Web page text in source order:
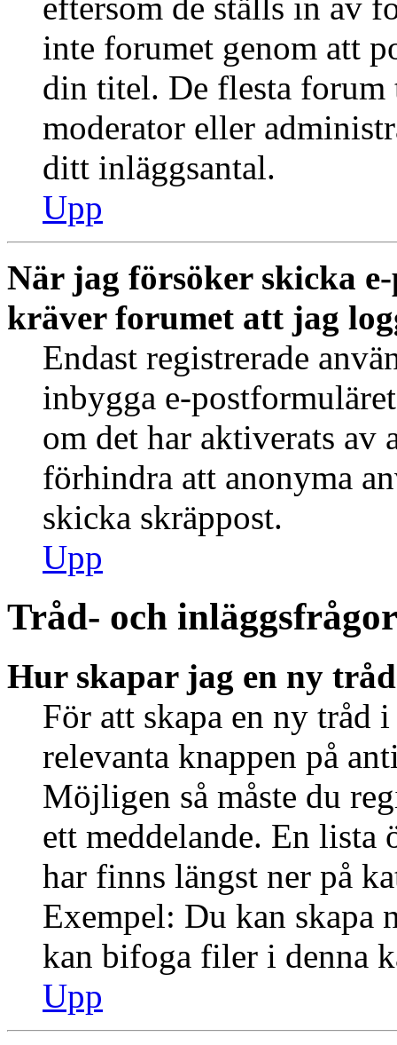
inte forumet genom att
din titel. De flesta forum
moderator eller
ditt inläggsantal.
Upp
När jag försöker skicka
kräver forumet att jag
Endast registrerade
inbygga e-
om det har aktiverats av
förhindra att anonyma
skicka skräppost.
Upp
Tråd- och inläggsfrågor
Hur skapar jag en ny
För att skapa en ny tråd
relevanta knappen på
Möjligen så måste du
ett meddelande. En
har finns längst ner på
Exempel: Du kan skapa
kan bifoga filer i denna
Upp